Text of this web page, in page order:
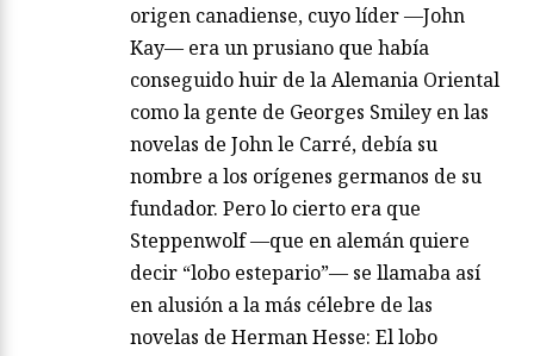
origen canadiense, cuyo líder —John
Kay— era un prusiano que había
conseguido huir de la Alemania Oriental
como la gente de Georges Smiley en las
novelas de John le Carré, debía su
nombre a los orígenes germanos de su
fundador. Pero lo cierto era que
Steppenwolf —que en alemán quiere
decir “lobo estepario”— se llamaba así
en alusión a la más célebre de las
novelas de Herman Hesse: El lobo